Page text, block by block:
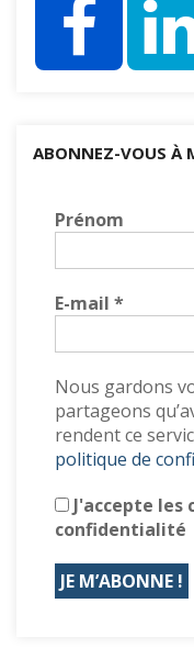
ABONNEZ-VOUS À
Prénom
E-mail *
Nous gardons
partageons
rendent ce
politique de
J'accepte les
confidentialité